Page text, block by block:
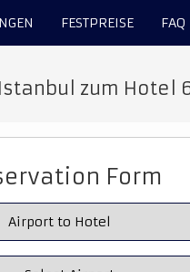
FESTPREISE FAQ
zum Hotel
Form